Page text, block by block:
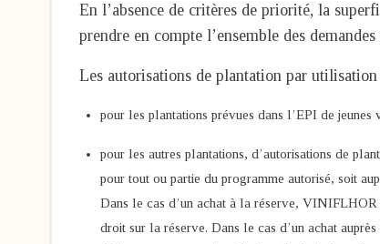
En l’absence de critères de priorité, la
prendre en compte l’ensemble des demandes
Les autorisations de plantation par utilisation
pour les plantations prévues dans l’EPI de
pour les autres plantations, d’autorisations de
pour tout ou partie du programme autorisé, soit
Dans le cas d’un achat à la réserve,
droit sur la réserve. Dans le cas d’un achat